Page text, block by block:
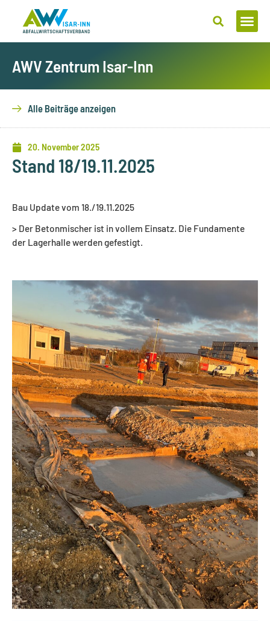
springen
AWV Zentrum Isar-Inn
Alle Beiträge anzeigen
20. November 2025
Stand 18/19.11.2025
Bau Update vom 18./19.11.2025
> Der Betonmischer ist in vollem Einsatz. Die Fundamente
der Lagerhalle werden gefestigt.